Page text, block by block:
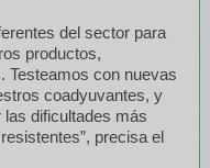
del sector para
productos,
Testeamos con nuevas
coadyuvantes, y
dificultades más
precisa el